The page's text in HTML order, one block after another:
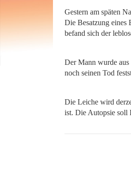
Gestern am späten
Die Besatzung eines
befand sich der
Der Mann wurde
noch seinen Tod
Die Leiche wird
ist. Die Autopsie soll